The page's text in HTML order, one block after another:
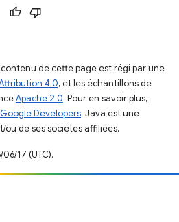
de cette page est régi par une
4.0, et les échantillons de
Apache 2.0. Pour en savoir plus,
Developers. Java est une
de ses sociétés affiliées.
17 (UTC).